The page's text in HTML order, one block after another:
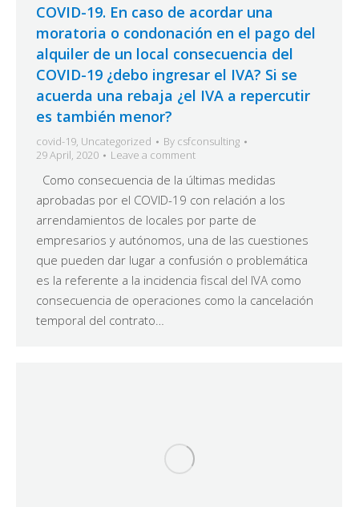
COVID-19. En caso de acordar una
moratoria o condonación en el pago del
alquiler de un local consecuencia del
COVID-19 ¿debo ingresar el IVA? Si se
acuerda una rebaja ¿el IVA a repercutir
es también menor?
covid-19, Uncategorized By csfconsulting
29 April, 2020
Leave a comment
Como consecuencia de la últimas medidas
aprobadas por el COVID-19 con relación a los
arrendamientos de locales por parte de
empresarios y autónomos, una de las cuestiones
que pueden dar lugar a confusión o problemática
es la referente a la incidencia fiscal del IVA como
consecuencia de operaciones como la cancelación
temporal del contrato…